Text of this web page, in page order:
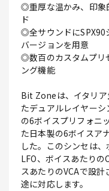
◎重厚な温かみ、印象
ド
◎全サウンドにSPX90
バージョンを用意
◎数百のカスタムプリ
ング機能
Bit Zoneは、イタリ
たデュアルレイヤー
の6ボイスプリフォニ
た日本製の6ボイスア
した。このシンセは
LFO、ボイスあたりの
スあたりのVCAで設
途に対応します。